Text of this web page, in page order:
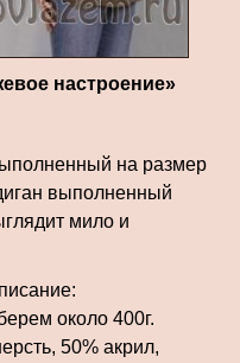
настроение»
на размер
выполненный
мило и
около 400г.
50% акрил,